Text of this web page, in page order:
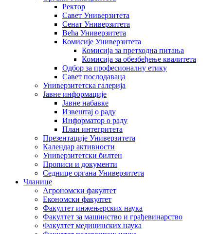
Ректор
Савет Универзитета
Сенат Универзитета
Већа Универзитета
Комисије Универзитета
Комисија за претходна питања
Комисија за обезбеђење квалитета
Одбор за професионалну етику
Савет послодаваца
Универзитетска галерија
Јавне информације
Јавне набавке
Извештај о раду
Информатор о раду
План интегритета
Презентације Универзитета
Календар активности
Универзитетски билтен
Прописи и документи
Седнице органа Универзитета
Чланице
Агрономски факултет
Економски факултет
Факултет инжењерских наука
Факултет за машинство и грађевинарство
Факултет медицинских наука